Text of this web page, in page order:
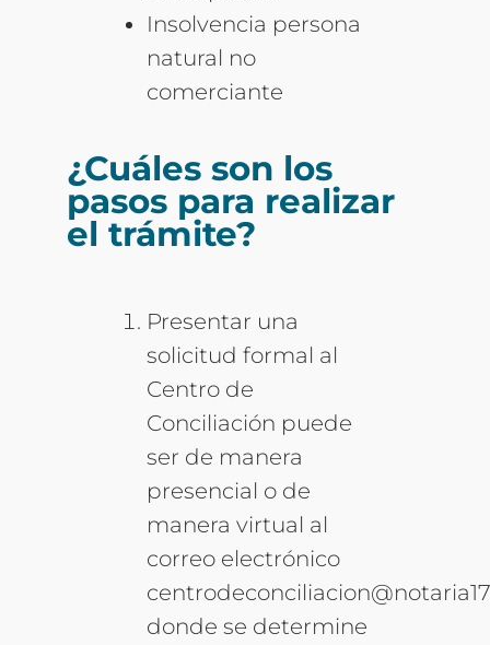
Insolvencia persona
natural no
comerciante
¿Cuáles son los
pasos para realizar
el trámite?
Presentar una
solicitud formal al
Centro de
Conciliación puede
ser de manera
presencial o de
manera virtual al
correo electrónico
donde se determine